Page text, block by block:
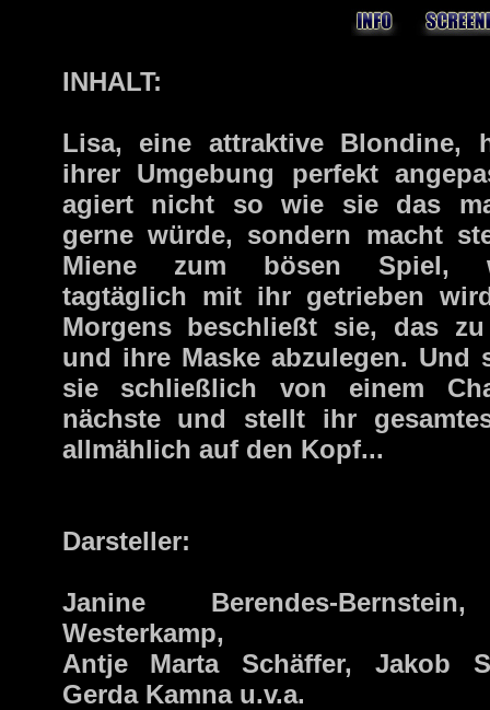
INHALT:
Lisa, eine attraktive Blondine,
ihrer Umgebung perfekt
agiert nicht so wie sie das
gerne würde, sondern macht
Miene zum bösen Spiel,
tagtäglich mit ihr getrieben
Morgens beschließt sie, das
und ihre Maske abzulegen. Und
sie schließlich von einem
nächste und stellt ihr
allmählich auf den Kopf...
Darsteller:
Janine Berendes-
Westerkamp,
Antje Marta Schäffer, Jakob
Gerda Kamna u.v.a.